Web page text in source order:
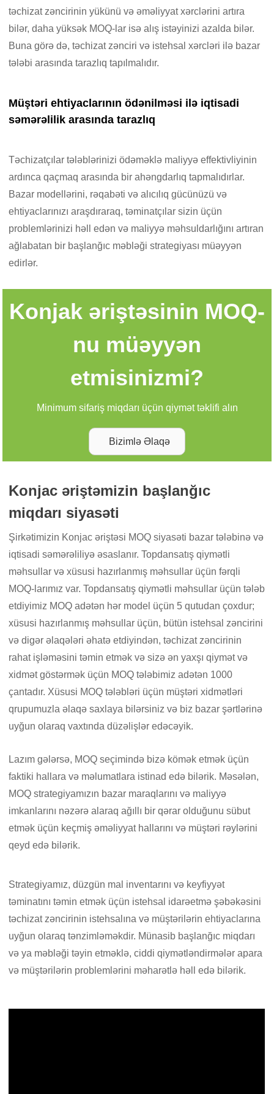
təchizat zəncirinin yükünü və əməliyyat xərclərini artıra
bilər, daha yüksək MOQ-lar isə alış istəyinizi azalda bilər.
Buna görə də, təchizat zənciri və istehsal xərcləri ilə bazar
tələbi arasında tarazlıq tapılmalıdır.
Müştəri ehtiyaclarının ödənilməsi ilə iqtisadi
səmərəlilik arasında tarazlıq
Təchizatçılar tələblərinizi ödəməklə maliyyə effektivliyinin
ardınca qaçmaq arasında bir ahəngdarlıq tapmalıdırlar.
Bazar modellərini, rəqabəti və alıcılıq gücünüzü və
ehtiyaclarınızı araşdıraraq, təminatçılar sizin üçün
problemlərinizi həll edən və maliyyə məhsuldarlığını artıran
ağlabatan bir başlanğıc məbləği strategiyası müəyyən
edirlər.
Konjak əriştəsinin MOQ-
nu müəyyən
etmisinizmi?
Minimum sifariş miqdarı üçün qiymət təklifi alın
Bizimlə Əlaqə
Konjac əriştəmizin başlanğıc
miqdarı siyasəti
Şirkətimizin Konjac əriştəsi MOQ siyasəti bazar tələbinə və
iqtisadi səmərəliliyə əsaslanır. Topdansatış qiymətli
məhsullar və xüsusi hazırlanmış məhsullar üçün fərqli
MOQ-larımız var. Topdansatış qiymətli məhsullar üçün tələb
etdiyimiz MOQ adətən hər model üçün 5 qutudan çoxdur;
xüsusi hazırlanmış məhsullar üçün, bütün istehsal zəncirini
və digər əlaqələri əhatə etdiyindən, təchizat zəncirinin
rahat işləməsini təmin etmək və sizə ən yaxşı qiymət və
xidmət göstərmək üçün MOQ tələbimiz adətən 1000
çantadır. Xüsusi MOQ tələbləri üçün müştəri xidmətləri
qrupumuzla əlaqə saxlaya bilərsiniz və biz bazar şərtlərinə
uyğun olaraq vaxtında düzəlişlər edəcəyik.
Lazım gələrsə, MOQ seçimində bizə kömək etmək üçün
faktiki hallara və məlumatlara istinad edə bilərik. Məsələn,
MOQ strategiyamızın bazar maraqlarını və maliyyə
imkanlarını nəzərə alaraq ağıllı bir qərar olduğunu sübut
etmək üçün keçmiş əməliyyat hallarını və müştəri rəylərini
qeyd edə bilərik.
Strategiyamız, düzgün mal inventarını və keyfiyyət
təminatını təmin etmək üçün istehsal idarəetmə şəbəkəsini
təchizat zəncirinin istehsalına və müştərilərin ehtiyaclarına
uyğun olaraq tənzimləməkdir. Münasib başlanğıc miqdarı
və ya məbləği təyin etməklə, ciddi qiymətləndirmələr apara
və müştərilərin problemlərini məharətlə həll edə bilərik.